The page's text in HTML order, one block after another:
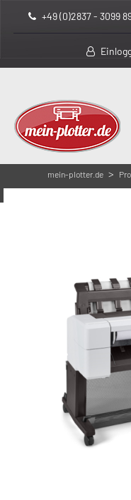
+49 (0)2837 - 3099
mein-plotter.de >
>